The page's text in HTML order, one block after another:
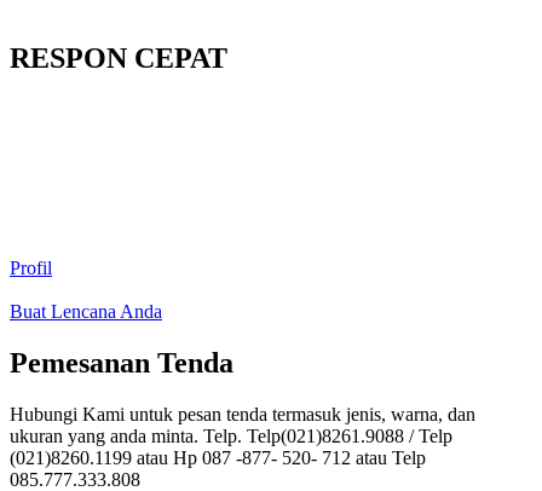
RESPON CEPAT
Profil
Buat Lencana Anda
Pemesanan Tenda
Hubungi Kami untuk pesan tenda termasuk jenis, warna, dan
ukuran yang anda minta. Telp. Telp(021)8261.9088 / Telp
(021)8260.1199 atau Hp 087 -877- 520- 712 atau Telp
085.777.333.808